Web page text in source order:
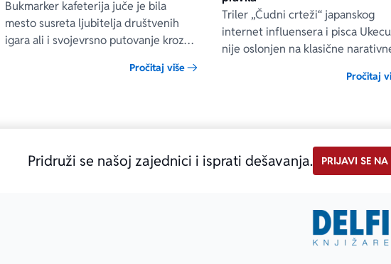
Bukmarker kafeterija juče je bila
mesto susreta ljubitelja društvenih
igara ali i svojevrsno putovanje kroz
Pročitaj više
Triler „Čudni crteži“ japanskog
internet influensera i pisca
nije oslonjen na klasične
građenja napetosti. Umesto toga,
istinu od onoga što je izgovoreno.
Pročitaj
Pridruži se našoj zajednici i isprati dešavanja. PRIJAVI SE NA